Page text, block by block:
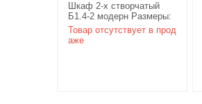
Шкаф 2-х створчатый
Б1.4-2 модерн Размеры:
1150х500х2070 мм цвет
орех
Товар отсутствует в прод
аже